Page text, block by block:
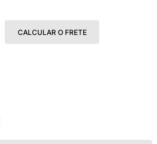
CALCULAR O FRETE